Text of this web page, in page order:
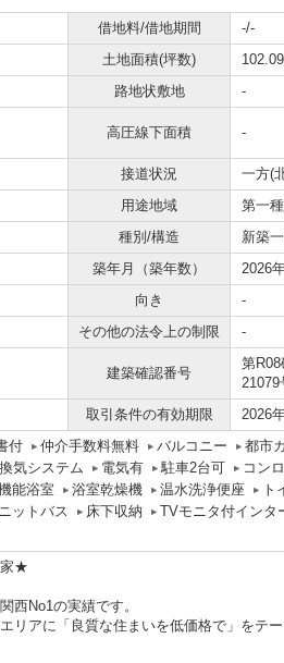
借地料/借地期間
-/-
土地面積(坪数)
路地状敷地
-
高圧線下面積 -
接道状況
一方(
用途地域
第一
種別/構造
新築
築年月（築年数）
2026
向き
-
その他の法令上の制限 -
建築確認番号
第
21079
取引条件の有効期限 2026
付 仲介手数料無料 バルコニー 都市
気システム 電気有 駐車2台可
コン
能浴室 浴室乾燥機 温水洗浄便座
ト
ットバス 床下収納 TVモニタ付インタ
家★
西No1の実績です。
リアに「良質な住まいを低価格で」をテ